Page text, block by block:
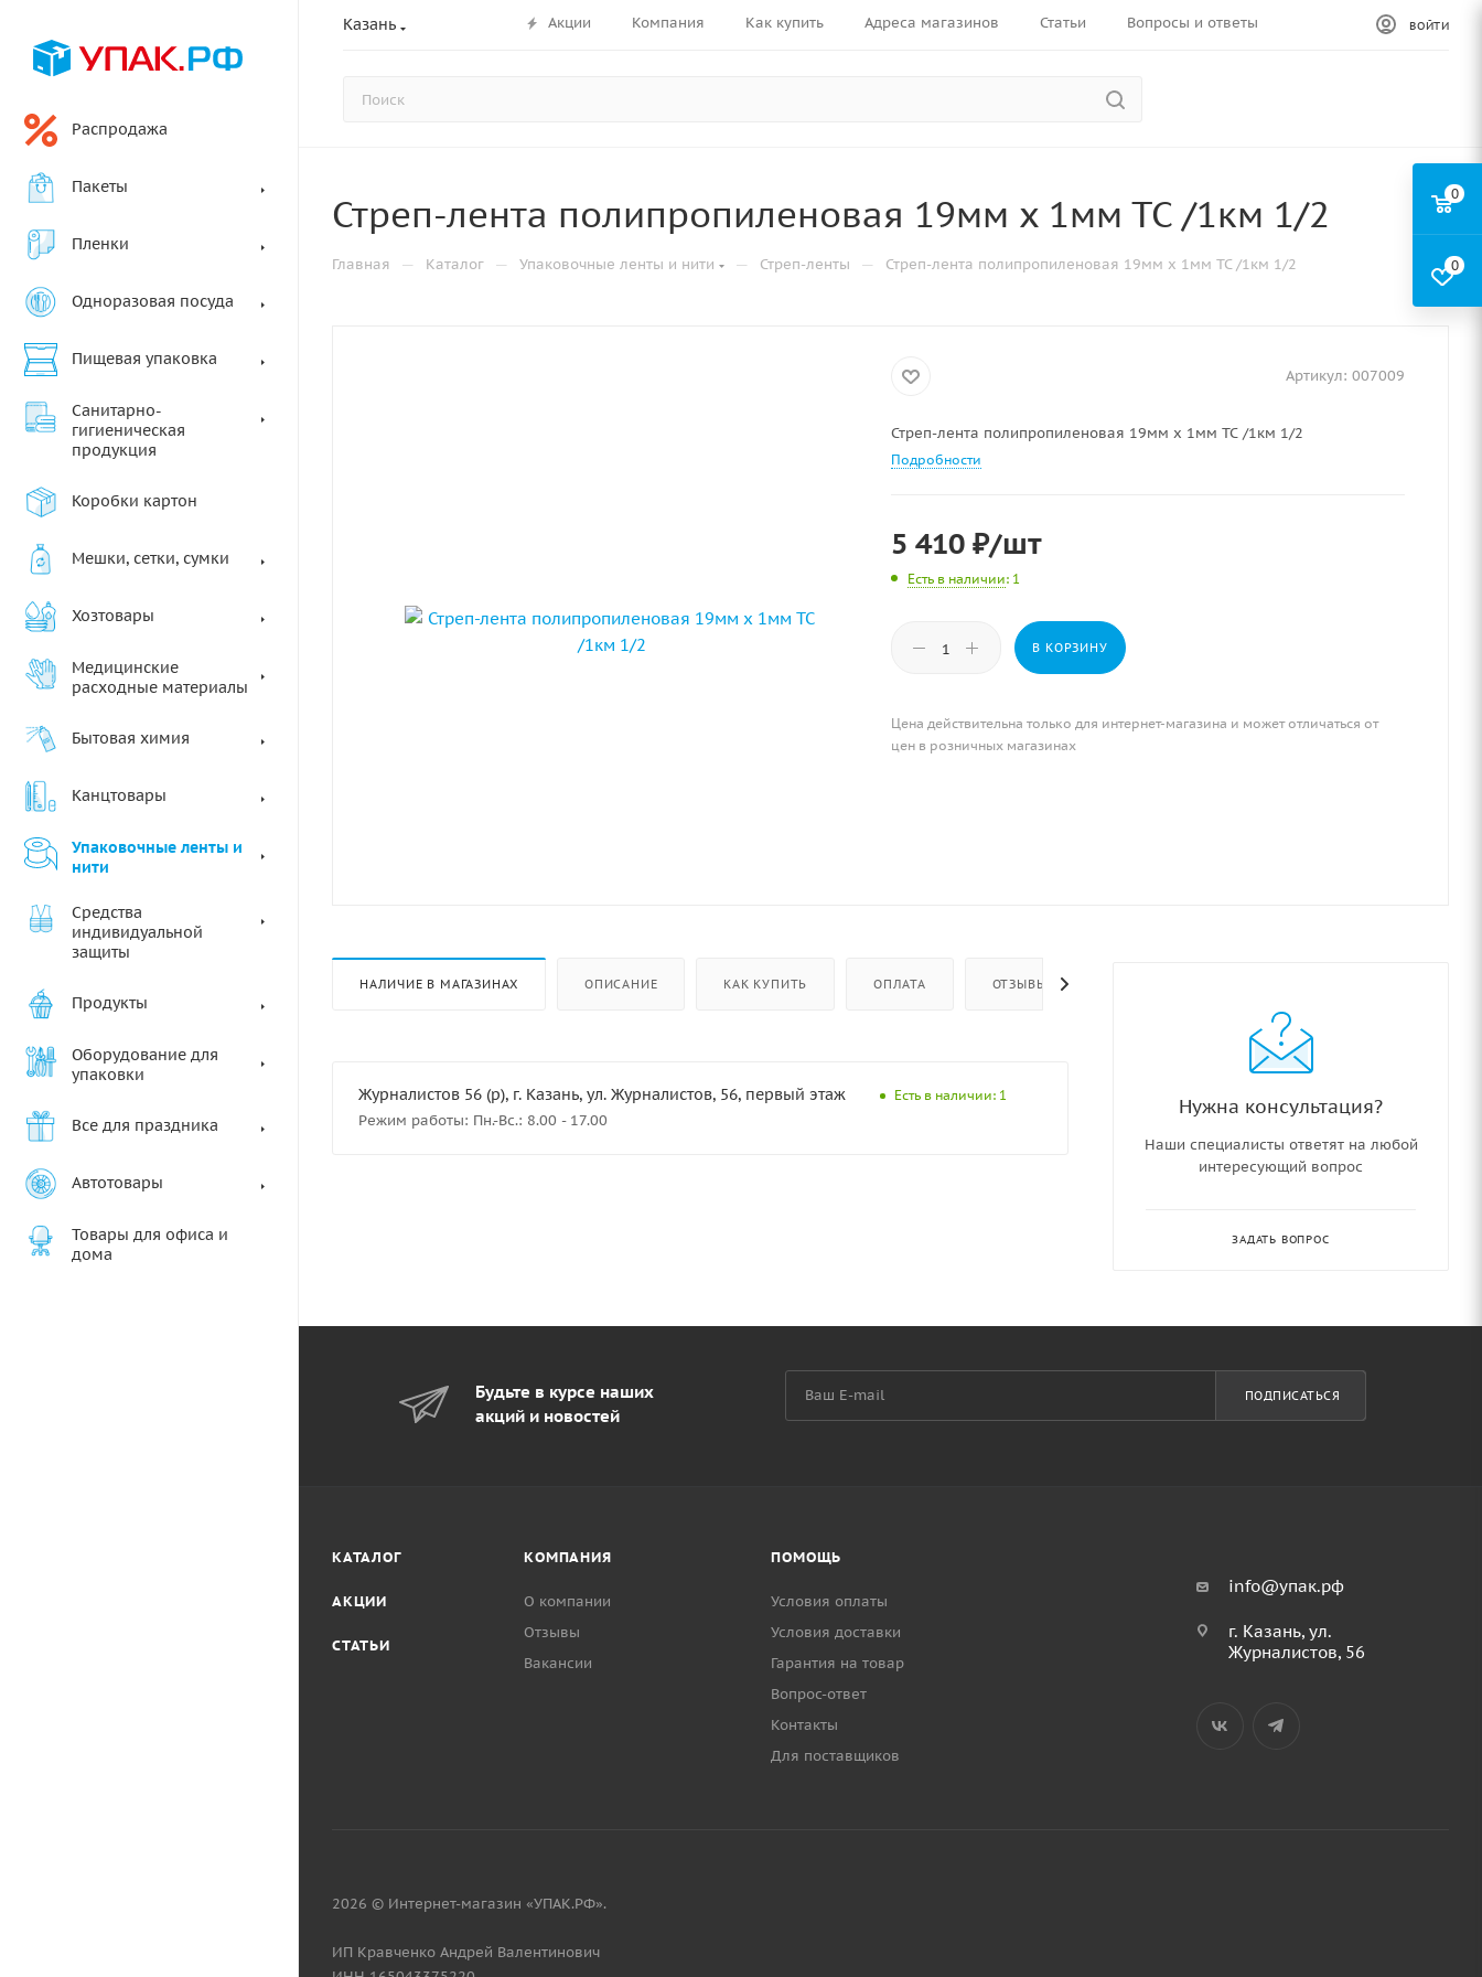
Казань Акции Компания Как купить Адреса магазинов Статьи Вопросы и ответы ВОЙТИ
Распродажа
Пакеты
Пленки
Одноразовая посуда
Пищевая упаковка
Санитарно-
гигиеническая
продукция
Коробки картон
Мешки, сетки, сумки
Хозтовары
Медицинские
расходные материалы
Бытовая химия
Канцтовары
Упаковочные ленты и
нити
Средства
индивидуальной
защиты
Продукты
Оборудование для
упаковки
Все для праздника
Автотовары
Товары для офиса и
дома
Стреп-лента полипропиленовая 19мм х 1мм ТС /1км 1/2
Главная — Каталог — Упаковочные ленты и нити — Стреп-ленты — Стреп-лента полипропиленовая 19мм х 1мм ТС /1км 1/2
Артикул: 007009
Стреп-лента полипропиленовая 19мм х 1мм ТС /1км 1/2
Подробности
5 410₽/шт
Есть в наличии: 1
В КОРЗИНУ
Цена действительна только для интернет-магазина и может отличаться от
цен в розничных магазинах
НАЛИЧИЕ В МАГАЗИНАХ ОПИСАНИЕ КАК КУПИТЬ ОПЛАТА ОТЗЫВЫ
Журналистов 56 (р), г. Казань, ул. Журналистов, 56, первый этаж
Режим работы: Пн.-Вс.: 8.00 - 17.00
Есть в наличии: 1 Нужна консультация?
Наши специалисты ответят на любой
интересующий вопрос
ЗАДАТЬ ВОПРОС
Будьте в курсе наших
акций и новостей
ПОДПИСАТЬСЯ
КАТАЛОГ
АКЦИИ
СТАТЬИ
КОМПАНИЯ
О компании
Отзывы
Вакансии
ПОМОЩЬ
Условия оплаты
Условия доставки
Гарантия на товар
Вопрос-ответ
Контакты
Для поставщиков
info@упак.рф
г. Казань, ул.
Журналистов, 56
2026 © Интернет-магазин «УПАК.РФ».
ИП Кравченко Андрей Валентинович
0
0